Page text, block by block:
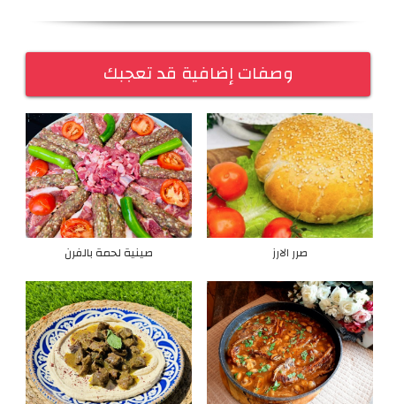
وصفات إضافية قد تعجبك
صرر الارز صينية لحمة بالفرن